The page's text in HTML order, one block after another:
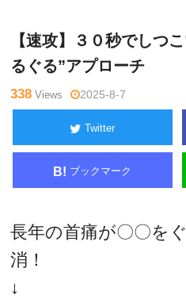
【速攻】３０秒でしつ
るぐる”アプローチ
338 Views 2025-8-7
Twitter
B! ブックマーク
長年の首痛が〇〇を
消！
↓